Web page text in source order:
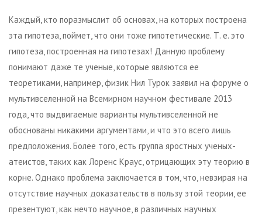
Каждый, кто поразмыслит об основах, на которых построена
эта гипотеза, поймет, что они тоже гипотетические. Т. е. это
гипотеза, построенная на гипотезах! Данную проблему
понимают даже те ученые, которые являются ее
теоретиками, например, физик Нил Турок заявил на форуме о
мультивселенной на Всемирном научном фестивале 2013
года, что выдвигаемые варианты мультивселенной не
обоснованы никакими аргументами, и что это всего лишь
предположения. Более того, есть группа яростных ученых-
атеистов, таких как Лоренс Краус, отрицающих эту теорию в
корне. Однако проблема заключается в том, что, невзирая на
отсутствие научных доказательств в пользу этой теории, ее
презентуют, как нечто научное, в различных научных